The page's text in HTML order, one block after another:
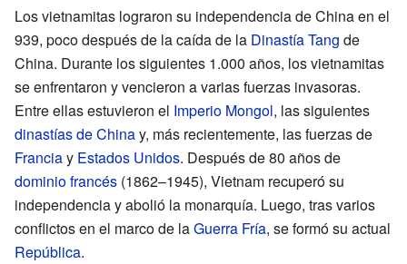
Los vietnamitas lograron su independencia de China en el
939, poco después de la caída de la Dinastía Tang de
China. Durante los siguientes 1.000 años, los vietnamitas
se enfrentaron y vencieron a varias fuerzas invasoras.
Entre ellas estuvieron el Imperio Mongol, las siguientes
dinastías de Chinay, más recientemente, las fuerzas de
Franciay Estados Unidos. Después de 80 años de
dominio francés (1862–1945), Vietnam recuperó su
independencia y abolió la monarquía. Luego, tras varios
conflictos en el marco de laGuerra Fría, se formó su actual
República.